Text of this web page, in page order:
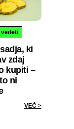
vedeti
ki
zdaj
kupiti –
ni
VEČ >